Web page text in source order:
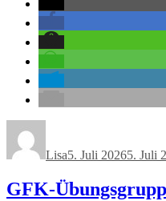
Lisa5. Juli 20265. Juli
GFK-